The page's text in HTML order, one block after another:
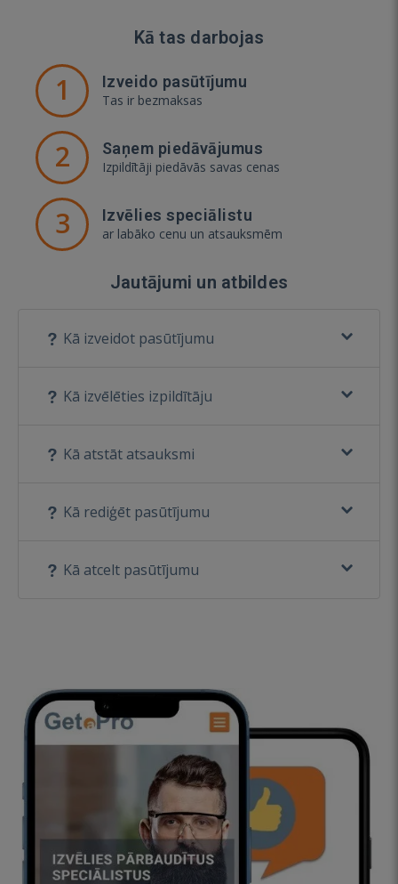
Kā tas darbojas
1 Izveido pasūtījumu
Tas ir bezmaksas
2 Saņem piedāvājumus
Izpildītāji piedāvās savas cenas
3 Izvēlies speciālistu
ar labāko cenu un atsauksmēm
Jautājumi un atbildes
Kā izveidot pasūtījumu
Kā izvēlēties izpildītāju
Kā atstāt atsauksmi
Kā rediģēt pasūtījumu
Kā atcelt pasūtījumu